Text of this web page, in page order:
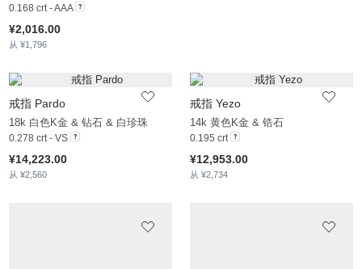
0.168 crt - AAA
¥2,016.00
从 ¥1,796
戒指 Pardo
18k 白色K金 & 钻石 & 白珍珠
0.278 crt - VS
¥14,223.00
从 ¥2,560
戒指 Yezo
14k 黄色K金 & 锆石
0.195 crt
¥12,953.00
从 ¥2,734